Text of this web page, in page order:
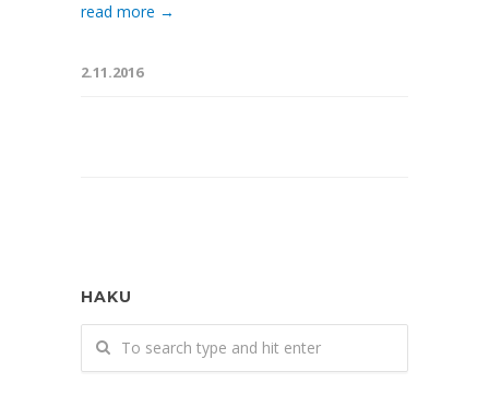
read more →
2.11.2016
HAKU